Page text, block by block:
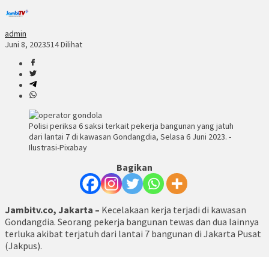
admin
Juni 8, 2023514 Dilihat
Polisi periksa 6 saksi terkait pekerja bangunan yang jatuh
dari lantai 7 di kawasan Gondangdia, Selasa 6 Juni 2023. -
Ilustrasi-Pixabay
Bagikan
Jambitv.co, Jakarta – Kecelakaan kerja terjadi di kawasan
Gondangdia. Seorang pekerja bangunan tewas dan dua lainnya
terluka akibat terjatuh dari lantai 7 bangunan di Jakarta Pusat
(Jakpus).